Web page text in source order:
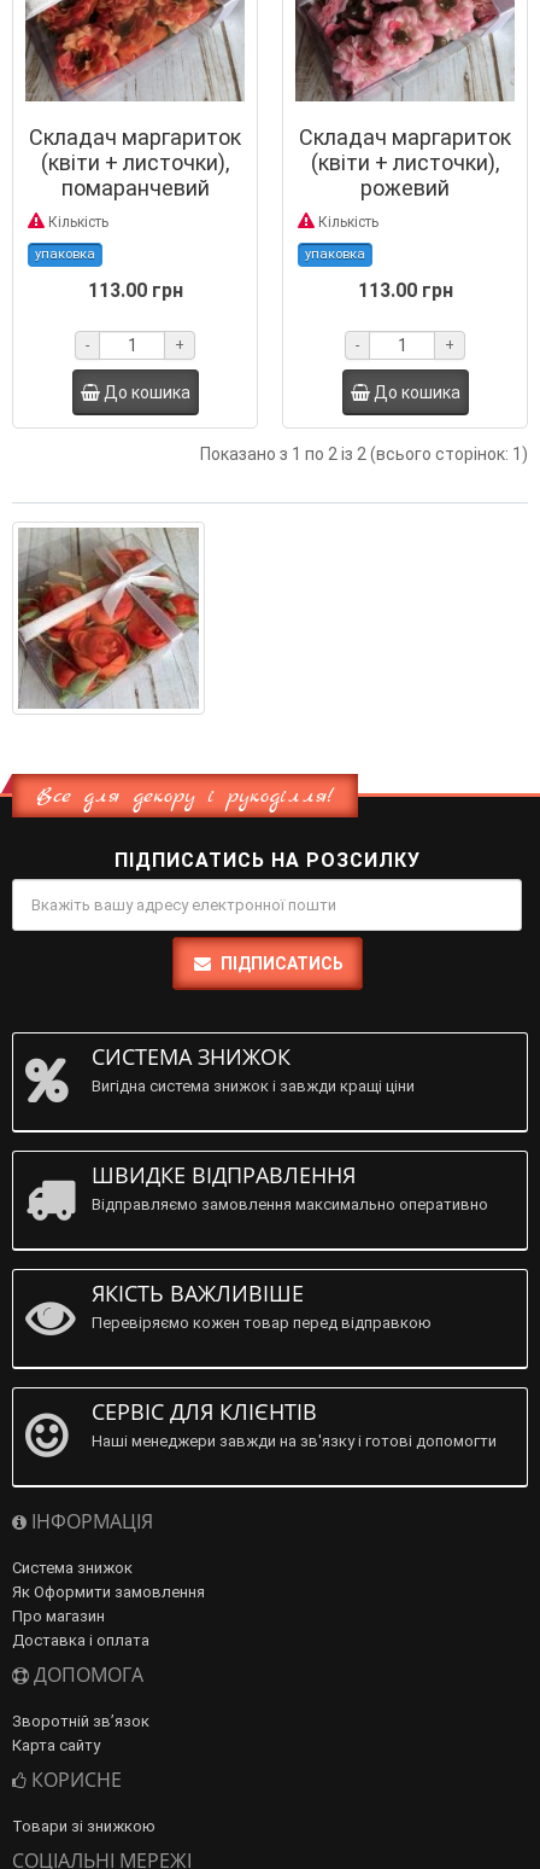
Складач маргариток
(квіти + листочки),
помаранчевий
Кількість
упаковка
113.00 грн
- +
До кошика
Складач маргариток
(квіти + листочки),
рожевий
Кількість
упаковка
113.00 грн
- +
До кошика
Показано з 1 по 2 із 2 (всього сторінок: 1)
Все для декору і рукоділля!
ПІДПИСАТИСЬ НА РОЗСИЛКУ
ПІДПИСАТИСЬ
СИСТЕМА ЗНИЖОК
Вигідна система знижок і завжди кращі ціни
ШВИДКЕ ВІДПРАВЛЕННЯ
Відправляємо замовлення максимально оперативно
ЯКІСТЬ ВАЖЛИВІШЕ
Перевіряємо кожен товар перед відправкою
СЕРВІС ДЛЯ КЛІЄНТІВ
Наші менеджери завжди на зв'язку і готові допомогти
ІНФОРМАЦІЯ
Система знижок
Як Оформити замовлення
Про магазин
Доставка і оплата
ДОПОМОГА
Зворотній зв’язок
Карта сайту
КОРИСНЕ
Товари зі знижкою
СОЦІАЛЬНІ МЕРЕЖІ